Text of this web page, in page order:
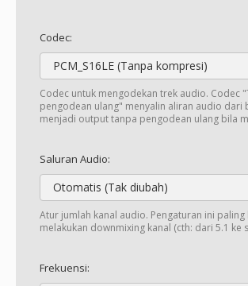
Codec:
PCM_S16LE (Tanpa kompresi)
Codec untuk mengodekan trek audio. Codec
pengodean ulang" menyalin aliran audio dari
menjadi output tanpa pengodean ulang bila
Saluran Audio:
Otomatis (Tak diubah)
Atur jumlah kanal audio. Pengaturan ini
melakukan downmixing kanal (cth: dari 5.1 ke
Frekuensi: